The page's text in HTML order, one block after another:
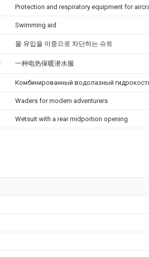
Protection and respiratory equipment for
Swimming aid
물 유입을 이중으로 차단하는 슈트
一种电热保暖潜水服
Комбинированный водолазный
Waders for modern adventurers
Wetsuit with a rear midportion opening